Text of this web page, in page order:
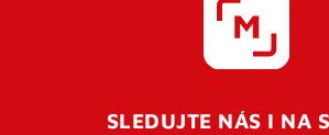
SLEDUJTE NÁS I NA